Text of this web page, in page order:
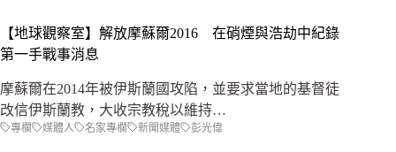
【地球觀察室】解放摩蘇爾2016 在硝煙與浩劫中紀錄
第一手戰事消息
摩蘇爾在2014年被伊斯蘭國攻陷，並要求當地的基督徒
改信伊斯蘭教，大收宗教稅以維持…
專欄 媒體人 名家專欄 新聞媒體 彭光偉